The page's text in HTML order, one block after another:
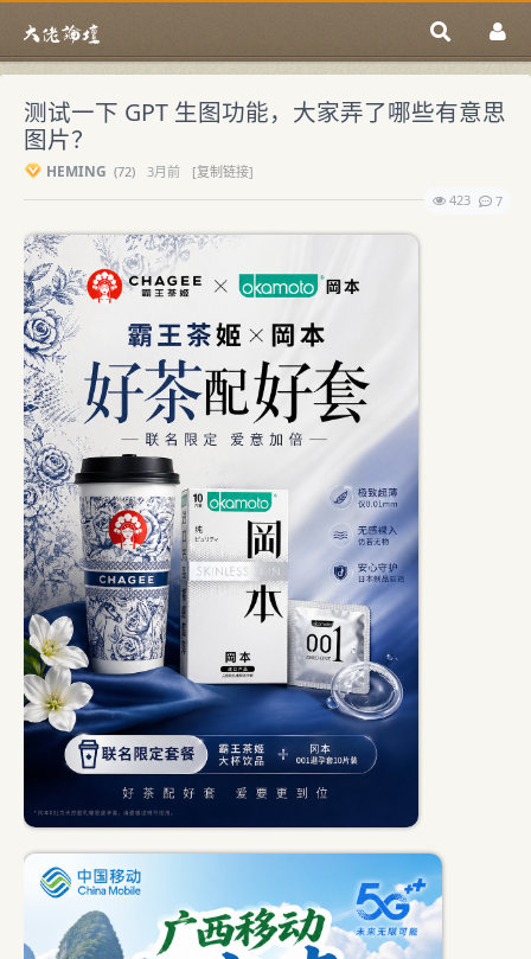
测试一下 GPT 生图功能，大家弄了哪些有意思
图片？
HEMING (72) 3月前
[复制链接]
423
7